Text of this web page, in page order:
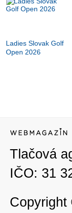
Ladies Slovak Golf
Open 2026
Tlačová
IČO: 31